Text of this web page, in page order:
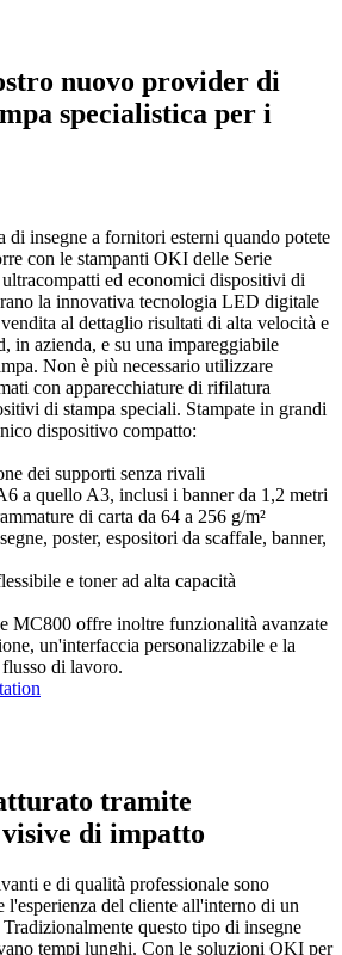
nuovo provider di
specialistica per i
di insegne a fornitori esterni quando potete
con le stampanti OKI delle Serie
ed economici dispositivi di
la innovativa tecnologia LED digitale
al dettaglio risultati di alta velocità e
in azienda, e su una impareggiabile
Non è più necessario utilizzare
con apparecchiature di rifilatura
di stampa speciali. Stampate in grandi
dispositivo compatto:
dei supporti senza rivali
a quello A3, inclusi i banner da 1,2 metri
di carta da 64 a 256 g/m²
poster, espositori da scaffale, banner,
e toner ad alta capacità
MC800 offre inoltre funzionalità avanzate
un'interfaccia personalizzabile e la
di lavoro.
tramite
di impatto
e di qualità professionale sono
l'esperienza del cliente all'interno di un
questo tipo di insegne
tempi lunghi. Con le soluzioni OKI per